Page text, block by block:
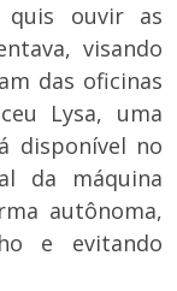
quis ouvir as
visando
das oficinas
Lysa, uma
disponível no
da máquina
autônoma,
e evitando